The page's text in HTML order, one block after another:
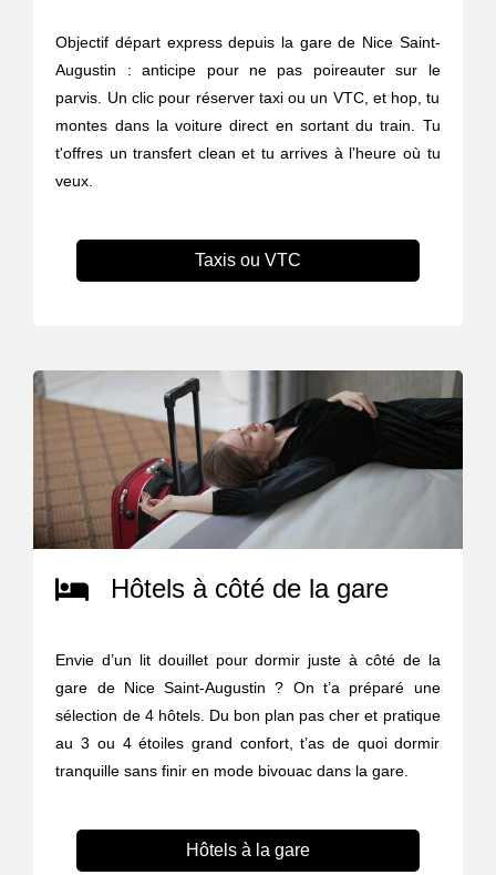
Objectif départ express depuis la gare de Nice Saint-
Augustin : anticipe pour ne pas poireauter sur le
parvis. Un clic pour réserver taxi ou un VTC, et hop, tu
montes dans la voiture direct en sortant du train. Tu
t'offres un transfert clean et tu arrives à l’heure où tu
veux.
Taxis ou VTC
Hôtels à côté de la gare
Envie d’un lit douillet pour dormir juste à côté de la
gare de Nice Saint-Augustin ? On t’a préparé une
sélection de 4 hôtels. Du bon plan pas cher et pratique
au 3 ou 4 étoiles grand confort, t’as de quoi dormir
tranquille sans finir en mode bivouac dans la gare.
Hôtels à la gare